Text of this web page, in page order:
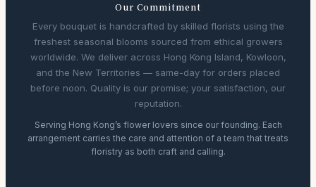
Our Commitment
Every bouquet is handcrafted by skilled florists using the
freshest seasonal blooms sourced from ethical growers
worldwide. We deliver across Hong Kong Island, Kowloon,
and the New Territories — same-day for orders placed
before noon. Quality is our promise; your satisfaction, our
reputation.
Serving Hong Kong’s flower lovers since our founding. Each
arrangement carries the care and attention of a team that treats
floristry as both craft and calling.